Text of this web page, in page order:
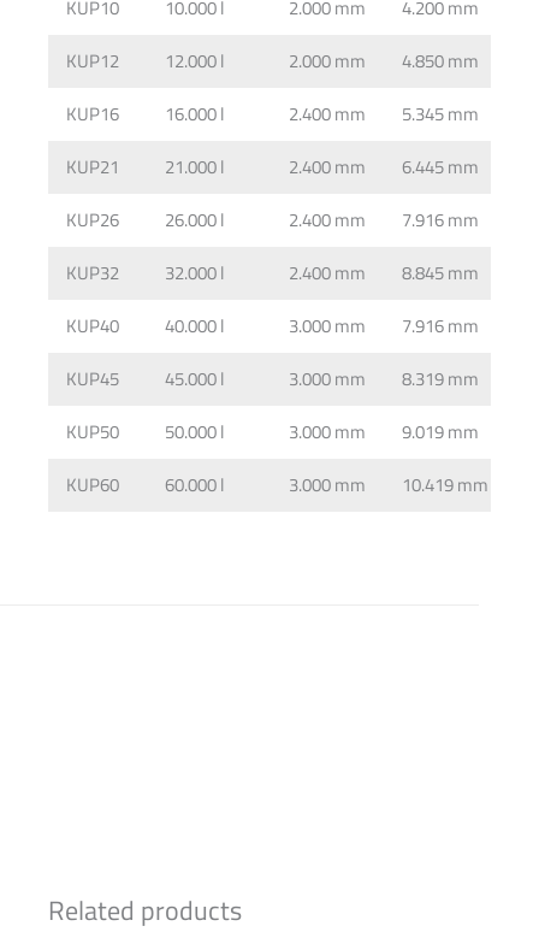
KUP10
10.000 l 2.000 mm 4.200 mm
KUP12
12.000 l 2.000 mm 4.850 mm
KUP16
16.000 l 2.400 mm 5.345 mm
KUP21
21.000 l 2.400 mm 6.445 mm
KUP26
26.000 l 2.400 mm 7.916 mm
KUP32
32.000 l 2.400 mm 8.845 mm
KUP40
40.000 l 3.000 mm 7.916 mm
KUP45
45.000 l 3.000 mm 8.319 mm
KUP50
50.000 l 3.000 mm 9.019 mm
KUP60
60.000 l 3.000 mm 10.419 mm
Related products